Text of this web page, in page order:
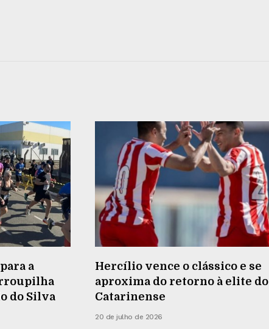
a
do Silva
Hercílio vence o clássico e se
aproxima do retorno à elite do
Catarinense
20 de julho de 2026